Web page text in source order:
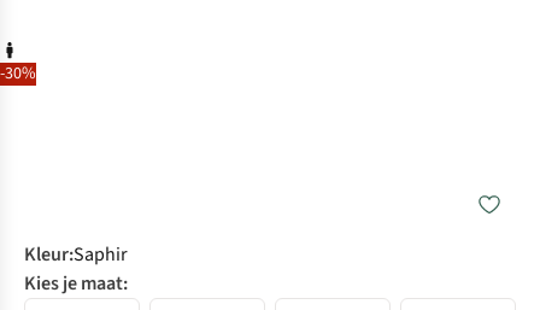
-30%
Kleur:Saphir
Kies je maat: